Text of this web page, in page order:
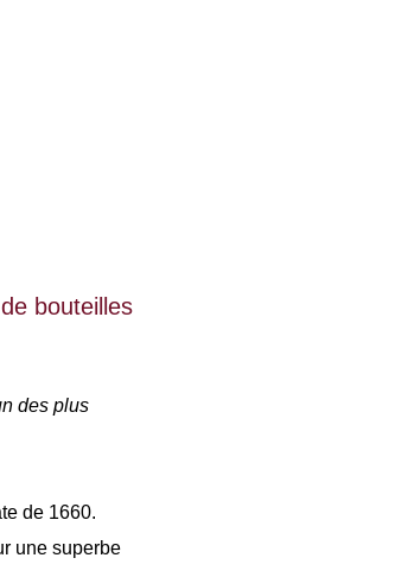
bouteilles
des plus
de 1660.
une superbe